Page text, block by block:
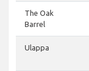
The Oak
Barrel
Ulappa